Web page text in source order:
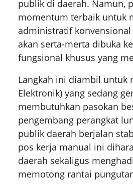
publik di daerah. Namun,
momentum terbaik untuk
administratif
akan serta-merta dibuka
fungsional khusus yang
Langkah ini diambil untuk
Elektronik) yang sedang
membutuhkan pasokan
pengembang perangkat
publik daerah berjalan
pos kerja manual ini
daerah sekaligus
memotong rantai